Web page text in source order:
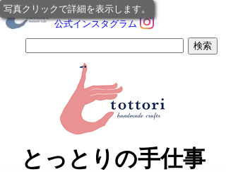
写真クリックで詳細を表示します。
公式インスタグラム
とっとりの手仕事